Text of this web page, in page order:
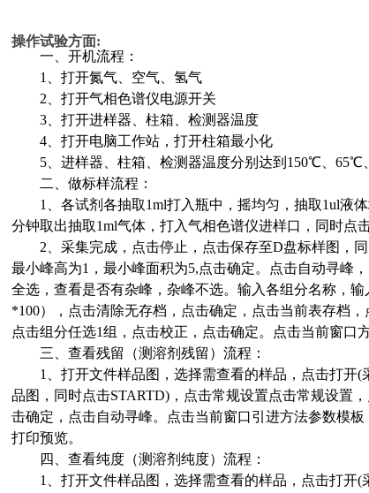
操作试验方面:
一、开机流程：
1、打开氮气、空气、氢气
2、打开气相色谱仪电源开关
3、打开进样器、柱箱、检测器温度
4、打开电脑工作站，打开柱箱最小化
5、进样器、柱箱、检测器温度分别达到150℃、65℃
二、做标样流程：
1、各试剂各抽取1ml打入瓶中，摇均匀，抽取1ul液
分钟取出抽取1ml气体，打入气相色谱仪进样口，同时点击
2、采集完成，点击停止，点击保存至D盘标样图，
最小峰高为1，最小峰面积为5,点击确定。点击自动寻峰
全选，查看是否有杂峰，杂峰不选。输入各组分名称，
*100），点击清除无存档，点击确定，点击当前表存档
点击组分任选1组，点击校正，点击确定。点击当前窗口
三、查看残留（测溶剂残留）流程：
1、打开文件样品图，选择需查看的样品，点击打开
品图，同时点击STARTD)，点击常规设置点击常规设置
击确定，点击自动寻峰。点击当前窗口引进方法参数模
打印预览。
四、查看纯度（测溶剂纯度）流程：
1、打开文件样品图，选择需查看的样品，点击打开